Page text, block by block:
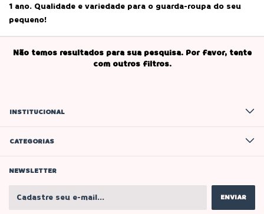
1 ano. Qualidade e variedade para o guarda-roupa do seu
pequeno!
Não temos resultados para sua pesquisa. Por favor, tente
com outros filtros.
INSTITUCIONAL
CATEGORIAS
NEWSLETTER